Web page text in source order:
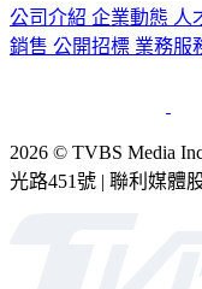
公司介紹 企業動態 人
銷售 公開招標 業務服
2026 © TVBS Media
光路451號 | 聯利媒體